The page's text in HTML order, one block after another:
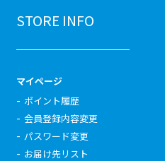
STORE INFO
マイページ
ポイント履歴
会員登録内容変更
パスワード変更
お届け先リスト